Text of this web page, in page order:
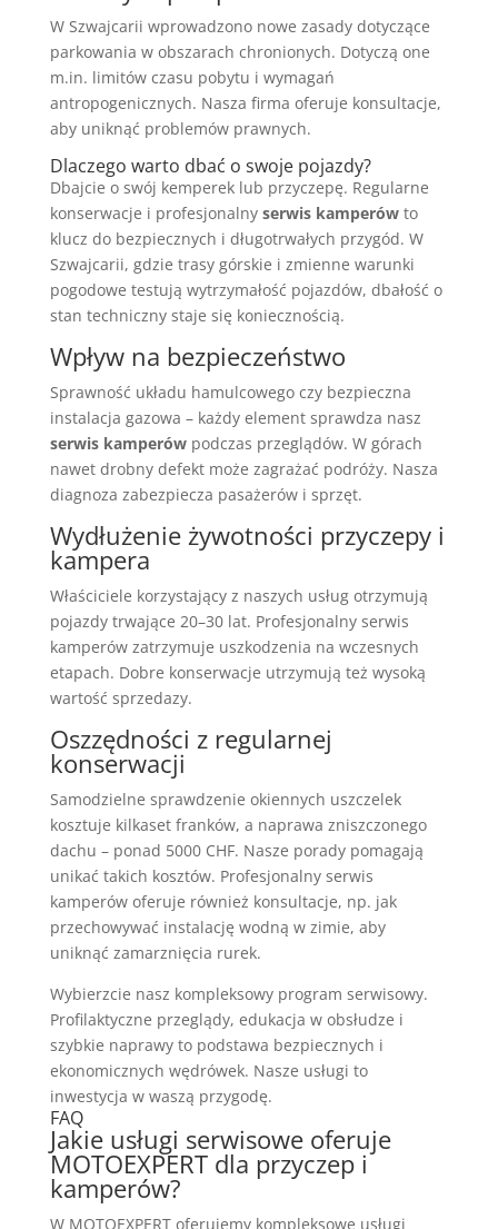
W Szwajcarii wprowadzono nowe zasady dotyczące
parkowania w obszarach chronionych. Dotyczą one
m.in. limitów czasu pobytu i wymagań
antropogenicznych. Nasza firma oferuje konsultacje,
aby uniknąć problemów prawnych.
Dlaczego warto dbać o swoje pojazdy?
Dbajcie o swój kemperek lub przyczepę. Regularne
konserwacje i profesjonalny serwis kamperówto
klucz do bezpiecznych i długotrwałych przygód. W
Szwajcarii, gdzie trasy górskie i zmienne warunki
pogodowe testują wytrzymałość pojazdów, dbałość o
stan techniczny staje się koniecznością.
Wpływ na bezpieczeństwo
Sprawność układu hamulcowego czy bezpieczna
instalacja gazowa – każdy element sprawdza nasz
serwis kamperówpodczas przeglądów. W górach
nawet drobny defekt może zagrażać podróży. Nasza
diagnoza zabezpiecza pasażerów i sprzęt.
Wydłużenie żywotności przyczepy i
kampera
Właściciele korzystający z naszych usług otrzymują
pojazdy trwające 20–30 lat. Profesjonalny serwis
kamperów zatrzymuje uszkodzenia na wczesnych
etapach. Dobre konserwacje utrzymują też wysoką
wartość sprzedazy.
Oszzędności z regularnej
konserwacji
Samodzielne sprawdzenie okiennych uszczelek
kosztuje kilkaset franków, a naprawa zniszczonego
dachu – ponad 5000 CHF. Nasze porady pomagają
unikać takich kosztów. Profesjonalny serwis
kamperów oferuje również konsultacje, np. jak
przechowywać instalację wodną w zimie, aby
uniknąć zamarznięcia rurek.
Wybierzcie nasz kompleksowy program serwisowy.
Profilaktyczne przeglądy, edukacja w obsłudze i
szybkie naprawy to podstawa bezpiecznych i
ekonomicznych wędrówek. Nasze usługi to
inwestycja w waszą przygodę.
FAQ
Jakie usługi serwisowe oferuje
MOTOEXPERT dla przyczep i
kamperów?
W MOTOEXPERT oferujemy kompleksowe usługi